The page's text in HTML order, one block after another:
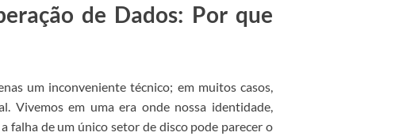
de Dados: Por que
um inconveniente técnico; em muitos casos,
Vivemos em uma era onde nossa identidade,
falha de um único setor de disco pode parecer o